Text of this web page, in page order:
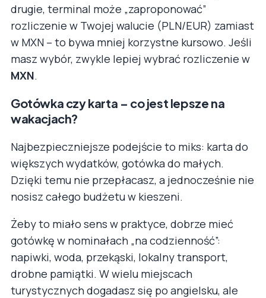
drugie, terminal może „zaproponować”
rozliczenie w Twojej walucie (PLN/EUR) zamiast
w MXN – to bywa mniej korzystne kursowo. Jeśli
masz wybór, zwykle lepiej wybrać rozliczenie w
MXN.
Gotówka czy karta – co jest lepsze na
wakacjach?
Najbezpieczniejsze podejście to miks: karta do
większych wydatków, gotówka do małych.
Dzięki temu nie przepłacasz, a jednocześnie nie
nosisz całego budżetu w kieszeni.
Żeby to miało sens w praktyce, dobrze mieć
gotówkę w nominałach „na codzienność”:
napiwki, woda, przekąski, lokalny transport,
drobne pamiątki. W wielu miejscach
turystycznych dogadasz się po angielsku, ale